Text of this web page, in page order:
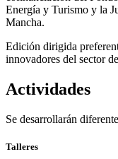
Energía y Turismo y la
Mancha.
Edición dirigida
innovadores del sector
Actividades
Se desarrollarán
Talleres